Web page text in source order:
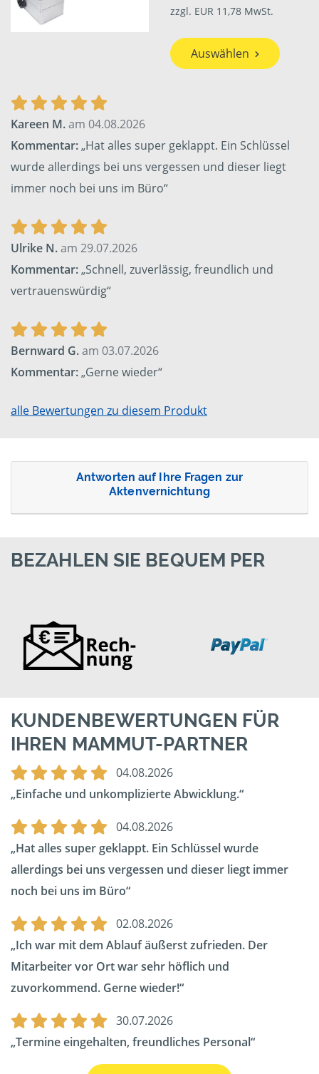
zzgl. EUR 11,78 MwSt.
Auswählen
Kareen M.am 04.08.2026
Kommentar:„Hat alles super geklappt. Ein Schlüssel
wurde allerdings bei uns vergessen und dieser liegt
immer noch bei uns im Büro“
Ulrike N.am 29.07.2026
Kommentar:„Schnell, zuverlässig, freundlich und
vertrauenswürdig“
Bernward G.am 03.07.2026
Kommentar:„Gerne wieder“
alle Bewertungen zu diesem Produkt
Antworten auf Ihre Fragen zur
Aktenvernichtung
BEZAHLEN SIE BEQUEM PER
KUNDENBEWERTUNGEN FÜR
IHREN MAMMUT-PARTNER
04.08.2026
Einfache und unkomplizierte Abwicklung.
04.08.2026
Hat alles super geklappt. Ein Schlüssel wurde
allerdings bei uns vergessen und dieser liegt immer
noch bei uns im Büro
02.08.2026
Ich war mit dem Ablauf äußerst zufrieden. Der
Mitarbeiter vor Ort war sehr höflich und
zuvorkommend. Gerne wieder!
30.07.2026
Termine eingehalten, freundliches Personal